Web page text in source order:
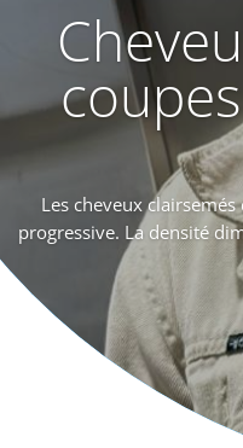
Les cheveux
progressive. La densité